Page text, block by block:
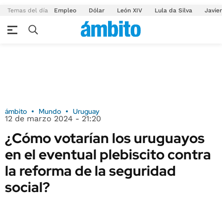
Temas del día Empleo Dólar León XIV Lula da Silva
ámbito Mundo Uruguay
12 de marzo 2024 - 21:20
¿Cómo votarían los uruguayos
en el eventual plebiscito contra
la reforma de la seguridad
social?